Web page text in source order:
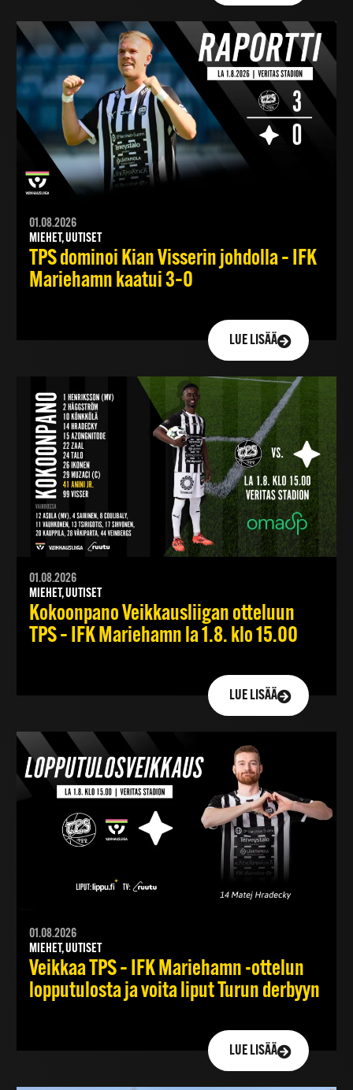
01.08.2026
MIEHET, UUTISET
TPS dominoi Kian Visserin johdolla – IFK
Mariehamn kaatui 3–0
LUE LISÄÄ
01.08.2026
MIEHET, UUTISET
Kokoonpano Veikkausliigan otteluun
TPS – IFK Mariehamn la 1.8. klo 15.00
LUE LISÄÄ
01.08.2026
MIEHET, UUTISET
Veikkaa TPS – IFK Mariehamn -ottelun
lopputulosta ja voita liput Turun derbyyn
LUE LISÄÄ